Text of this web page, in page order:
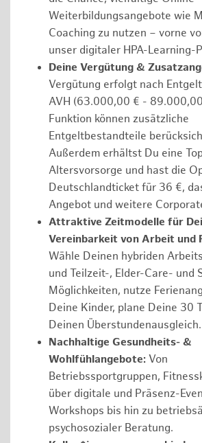
Weiterbildungsangebote wie
Coaching zu nutzen – vorne
unser digitaler HPA-Learning-
Deine Vergütung &
Vergütung erfolgt nach
AVH (63.000,00 € -
Funktion können zusätzliche
Entgeltbestandteile
Außerdem erhältst Du eine
Altersvorsorge und hast die
Deutschlandticket für 36 €,
Angebot und weitere
Attraktive Zeitmodelle für
Vereinbarkeit von Arbeit und
Wähle Deinen hybriden
und Teilzeit-, Elder-Care- und
Möglichkeiten, nutze
Deine Kinder, plane Deine 30
Deinen Überstundenausgleich.
Nachhaltige Gesundheits- &
Wohlfühlangebote: Von
Betriebssportgruppen,
über digitale und Präsenz-
Workshops bis hin zu
psychosozialer Beratung.